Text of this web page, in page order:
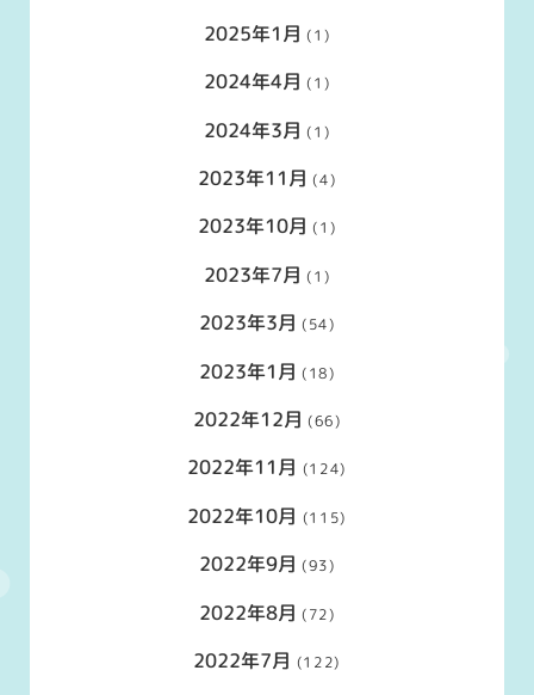
2025年1月 (1)
2024年4月 (1)
2024年3月 (1)
2023年11月 (4)
2023年10月 (1)
2023年7月 (1)
2023年3月 (54)
2023年1月 (18)
2022年12月 (66)
2022年11月 (124)
2022年10月 (115)
2022年9月 (93)
2022年8月 (72)
2022年7月 (122)